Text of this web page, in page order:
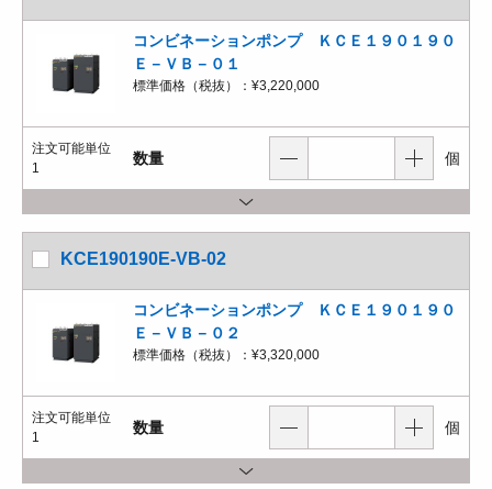
コンビネーションポンプ ＫＣＥ１９０１９０
Ｅ－ＶＢ－０１
標準価格（税抜）： ¥3,220,000
注文可能単位
1
数量 個
KCE190190E-VB-02
コンビネーションポンプ ＫＣＥ１９０１９０
Ｅ－ＶＢ－０２
標準価格（税抜）： ¥3,320,000
注文可能単位
1
数量 個